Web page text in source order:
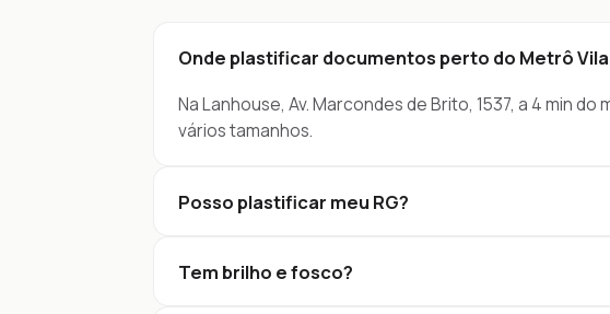
Onde plastificar documentos perto do Metrô
Na Lanhouse, Av. Marcondes de Brito, 1537, a 4 min
vários tamanhos.
Posso plastificar meu RG?
Tem brilho e fosco?